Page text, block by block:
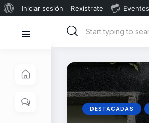
Iniciar sesión Rexístrate Eventos
DESTACADAS